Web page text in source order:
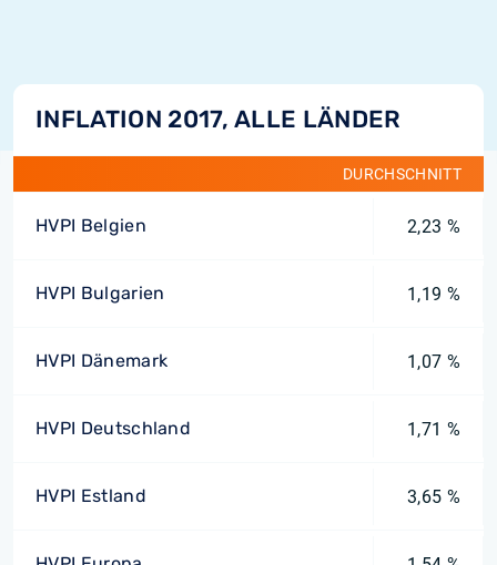
INFLATION 2017, ALLE LÄNDER
DURCHSCHNITT
HVPI Belgien 2,23 %
HVPI Bulgarien 1,19 %
HVPI Dänemark 1,07 %
HVPI Deutschland 1,71 %
HVPI Estland 3,65 %